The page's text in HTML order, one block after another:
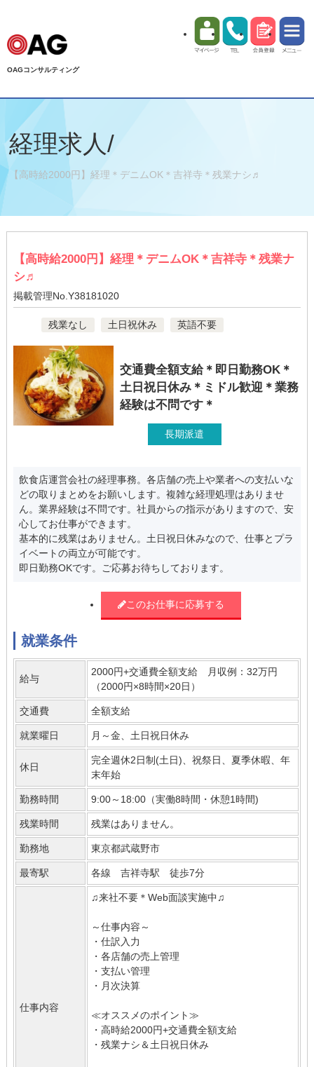
OAGコンサルティング
経理求人/
【高時給2000円】経理＊デニムOK＊吉祥寺＊残業ナシ♬
【高時給2000円】経理＊デニムOK＊吉祥寺＊残業ナ
シ♬
掲載管理No.Y38181020
残業なし 土日祝休み 英語不要
交通費全額支給＊即日勤務OK＊
土日祝日休み＊ミドル歓迎＊業務
経験は不問です＊
長期派遣
飲食店運営会社の経理事務。各店舗の売上や業者への支払いな
どの取りまとめをお願いします。複雑な経理処理はありませ
ん。業界経験は不問です。社員からの指示がありますので、安
心してお仕事ができます。
基本的に残業はありません。土日祝日休みなので、仕事とプラ
イベートの両立が可能です。
即日勤務OKです。ご応募お待ちしております。
このお仕事に応募する
就業条件
給与
2000円+交通費全額支給 月収例：32万円
（2000円×8時間×20日）
交通費 全額支給
就業曜日 月～金、土日祝日休み
休日
完全週休2日制(土日)、祝祭日、夏季休暇、年
末年始
勤務時間 9:00～18:00（実働8時間・休憩1時間)
残業時間 残業はありません。
勤務地 東京都武蔵野市
最寄駅 各線 吉祥寺駅 徒歩7分
仕事内容
♫来社不要＊Web面談実施中♫
～仕事内容～
・仕訳入力
・各店舗の売上管理
・支払い管理
・月次決算
≪オススメのポイント≫
・高時給2000円+交通費全額支給
・残業ナシ＆土日祝日休み